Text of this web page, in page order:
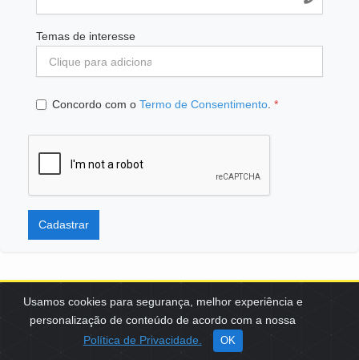
Usamos cookies para segurança, melhor experiência e
personalização de conteúdo de acordo com a nossa
Política de Privacidade.
OK
Temas de interesse
Concordo com o Termo de Consentimento *
Cadastrar
SCES, TRECHO 02, LOTE 22 CEP: 70200-002 | BRASÍLIA (DF) | +55
61 3108-7000 / FBB@FBB.ORG.BR